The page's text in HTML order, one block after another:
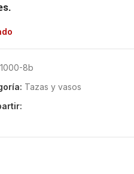
1000-8b
Tazas y vasos